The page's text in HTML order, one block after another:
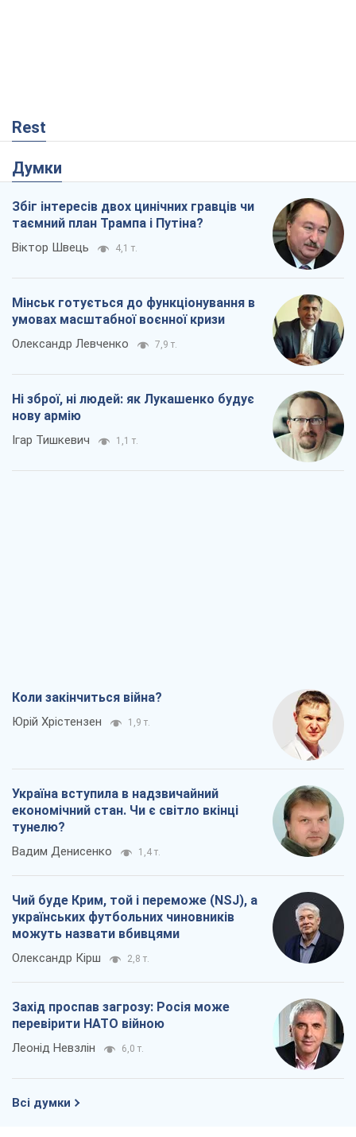
Rest
Думки
Збіг інтересів двох цинічних гравців чи
таємний план Трампа і Путіна?
Віктор Швець 4,1 т.
Мінськ готується до функціонування в
умовах масштабної воєнної кризи
Олександр Левченко 7,9 т.
Ні зброї, ні людей: як Лукашенко будує
нову армію
Ігар Тишкевич 1,1 т.
Коли закінчиться війна?
Юрій Хрістензен 1,9 т.
Україна вступила в надзвичайний
економічний стан. Чи є світло вкінці
тунелю?
Вадим Денисенко 1,4 т.
Чий буде Крим, той і переможе (NSJ), а
українських футбольних чиновників
можуть назвати вбивцями
Олександр Кірш 2,8 т.
Захід проспав загрозу: Росія може
перевірити НАТО війною
Леонід Невзлін 6,0 т.
Всі думки